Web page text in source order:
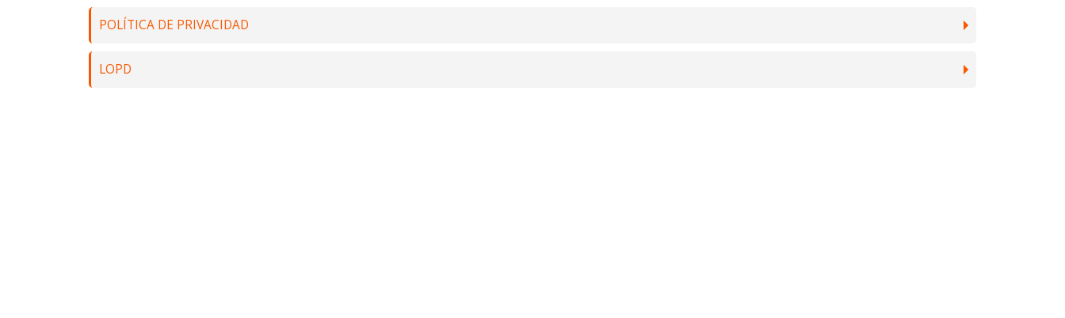
POLÍTICA DE PRIVACIDAD
LOPD